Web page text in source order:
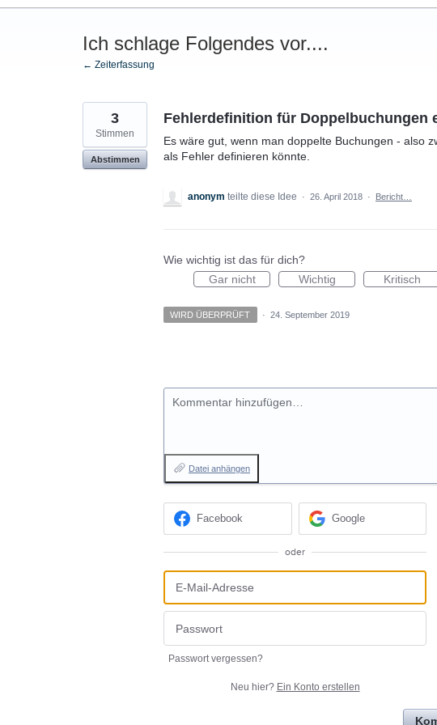
Ich schlage Folgendes vor....
← Zeiterfassung
Fehlerdefinition für Doppelbuchungen
Es wäre gut, wenn man doppelte Buchungen - also
als Fehler definieren könnte.
3
Stimmen
Abstimmen
anonym teilte diese Idee · 26. April 2018 · Bericht…
Wie wichtig ist das für dich?
Gar nicht
Wichtig Kritisch
WIRD ÜBERPRÜFT · 24. September 2019
Kommentar hinzufügen…
Datei anhängen
Facebook Google
oder
Passwort vergessen?
Neu hier? Ein Konto erstellen